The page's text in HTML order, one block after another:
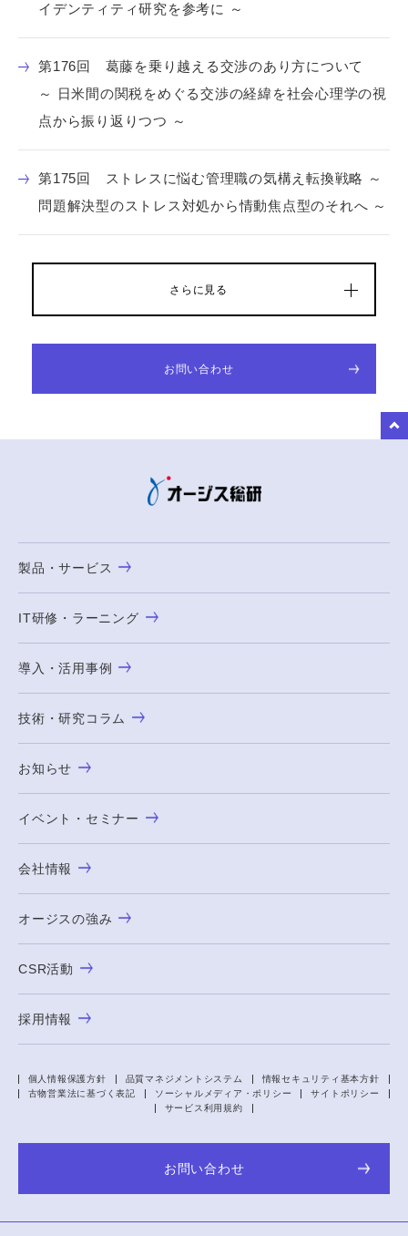
イデンティティ研究を参考に ～
第176回 葛藤を乗り越える交渉のあり方について
～ 日米間の関税をめぐる交渉の経緯を社会心理学の視
点から振り返りつつ ～
第175回 ストレスに悩む管理職の気構え転換戦略 ～
問題解決型のストレス対処から情動焦点型のそれへ ～
さらに見る
お問い合わせ
製品・サービス
IT研修・ラーニング
導入・活用事例
技術・研究コラム
お知らせ
イベント・セミナー
会社情報
オージスの強み
CSR活動
採用情報
個人情報保護方針 品質マネジメントシステム
情報セキュリティ基本方針
古物営業法に基づく表記
ソーシャルメディア・ポリシー
サイトポリシー
サービス利用規約
お問い合わせ